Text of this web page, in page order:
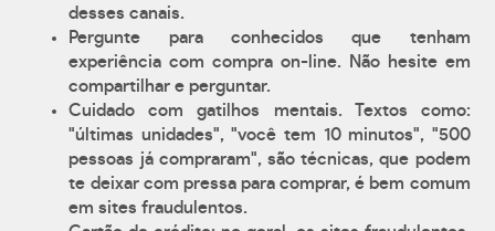
desses canais.
Pergunte para conhecidos que tenham
experiência com compra on-line. Não hesite em
compartilhar e perguntar.
Cuidado com gatilhos mentais. Textos como:
"últimas unidades", "você tem 10 minutos", "500
pessoas já compraram", são técnicas, que podem
te deixar com pressa para comprar, é bem comum
em sites fraudulentos.